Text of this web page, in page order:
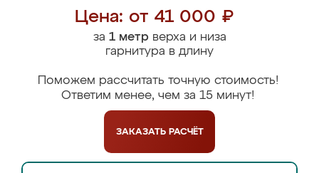
Цена: от 41 000 ₽
за 1 метрверха и низа
гарнитура в длину
Поможем рассчитать точную стоимость!
Ответим менее, чем за 15 минут!
ЗАКАЗАТЬ РАСЧЁТ